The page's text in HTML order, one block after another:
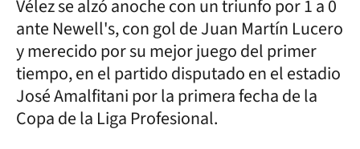
Vélez se alzó anoche con un triunfo por 1 a 0
ante Newell's, con gol de Juan Martín Lucero
y merecido por su mejor juego del primer
tiempo, en el partido disputado en el estadio
José Amalfitani por la primera fecha de la
Copa de la Liga Profesional.